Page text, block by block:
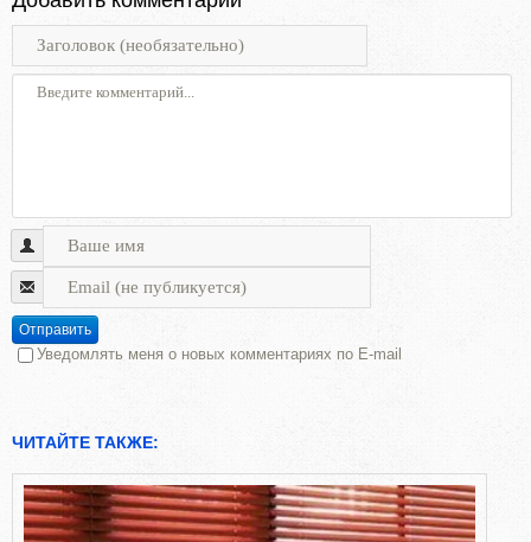
Отправить
Уведомлять меня о новых комментариях по E-mail
ЧИТАЙТЕ ТАКЖЕ: